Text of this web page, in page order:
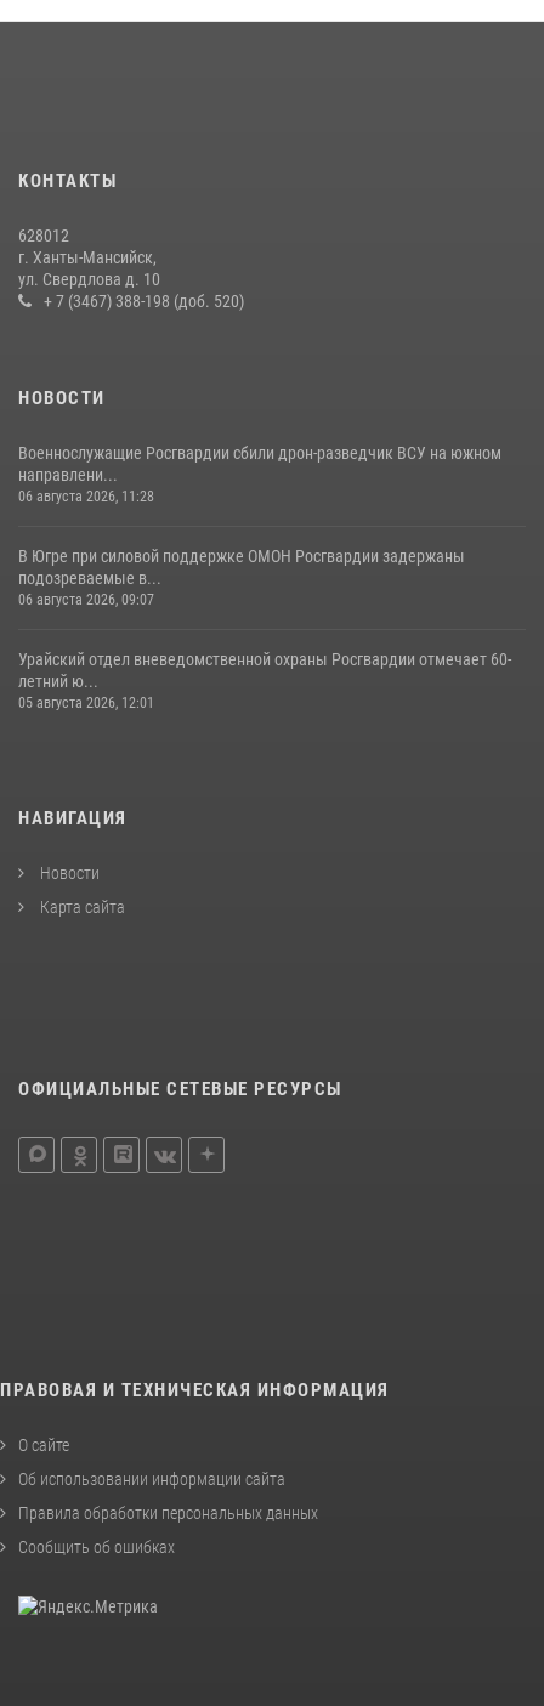
11 июля 2026, 12:26
КОНТАКТЫ
628012
г. Ханты-Мансийск,
ул. Свердлова д. 10
+ 7 (3467) 388-198 (доб. 520)
НОВОСТИ
Военнослужащие Росгвардии сбили дрон-разведчик ВСУ на южном
направлени...
06 августа 2026, 11:28
В Югре при силовой поддержке ОМОН Росгвардии задержаны
подозреваемые в...
06 августа 2026, 09:07
Урайский отдел вневедомственной охраны Росгвардии отмечает 60-
летний ю...
05 августа 2026, 12:01
НАВИГАЦИЯ
Новости
Карта сайта
ОФИЦИАЛЬНЫЕ СЕТЕВЫЕ РЕСУРСЫ
ПРАВОВАЯ И ТЕХНИЧЕСКАЯ ИНФОРМАЦИЯ
О сайте
Об использовании информации сайта
Правила обработки персональных данных
Сообщить об ошибках